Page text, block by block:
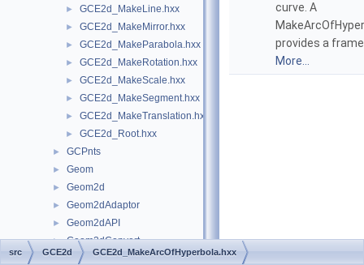
► GCE2d_MakeLine.hxx
► GCE2d_MakeMirror.hxx
► GCE2d_MakeParabola.hxx
► GCE2d_MakeRotation.hxx
► GCE2d_MakeScale.hxx
► GCE2d_MakeSegment.hxx
► GCE2d_MakeTranslation.hxx
► GCE2d_Root.hxx
► GCPnts
► Geom
► Geom2d
► Geom2dAdaptor
► Geom2dAPI
► Geom2dConvert
► Geom2dEvaluator
curve. A
provides a
More...
src GCE2d GCE2d_MakeArcOfHyperbola.hxx